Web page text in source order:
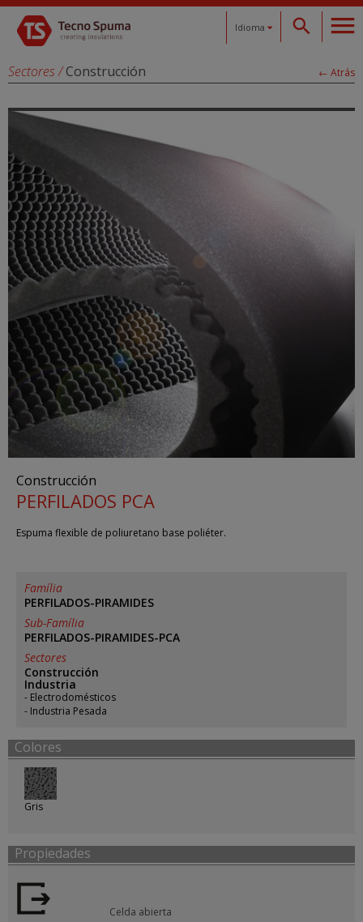
Idioma
Español
Català
Français
Deutsch
Sectores/Construcción ← Atrás
Construcción
PERFILADOS PCA
Espuma flexible de poliuretano base poliéter.
Família
PERFILADOS-PIRAMIDES
Sub-Família
PERFILADOS-PIRAMIDES-PCA
Sectores
Construcción
Industria
Electrodomésticos
Industria Pesada
Colores
Gris
Propiedades
Celda abierta